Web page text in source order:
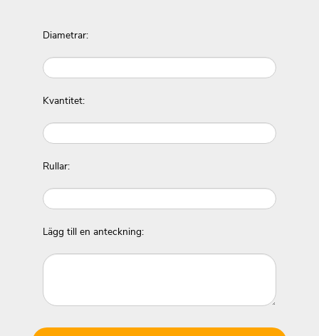
Diametrar:
Kvantitet:
Rullar:
Lägg till en anteckning: